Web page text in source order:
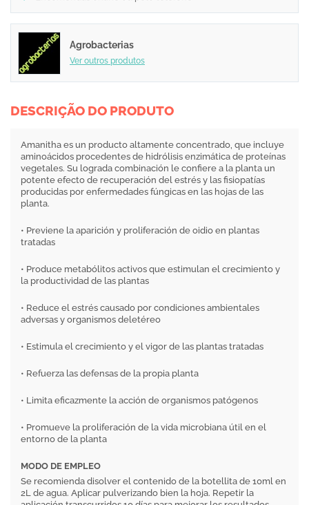
Agrobacterias
Ver outros produtos
DESCRIÇÃO DO PRODUTO
Amanitha es un producto altamente concentrado, que incluye
aminoácidos procedentes de hidrólisis enzimática de proteínas
vegetales. Su lograda combinación le confiere a la planta un
potente efecto de recuperación del estrés y las fisiopatías
producidas por enfermedades fúngicas en las hojas de las
planta.
• Previene la aparición y proliferación de oidio en plantas
tratadas
• Produce metabólitos activos que estimulan el crecimiento y
la productividad de las plantas
• Reduce el estrés causado por condiciones ambientales
adversas y organismos deletéreo
• Estimula el crecimiento y el vigor de las plantas tratadas
• Refuerza las defensas de la propia planta
• Limita eficazmente la acción de organismos patógenos
• Promueve la proliferación de la vida microbiana útil en el
entorno de la planta
MODO DE EMPLEO
Se recomienda disolver el contenido de la botellita de 10ml en
2L de agua. Aplicar pulverizando bien la hoja. Repetir la